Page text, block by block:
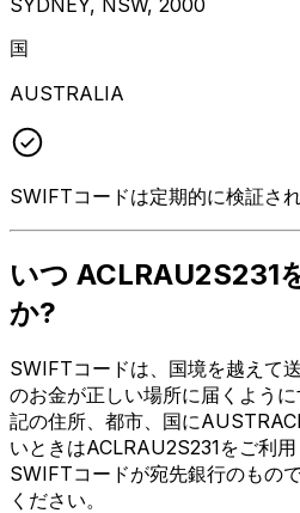
国
AUSTRALIA
SWIFTコードは定期的に検証さ
いつ ACLRAU2S231
か?
SWIFTコードは、国境を越えて
のお金が正しい場所に届くよう
記の住所、都市、国に
いときはACLRAU2S231をご利
SWIFTコードが宛先銀行のもの
ください。